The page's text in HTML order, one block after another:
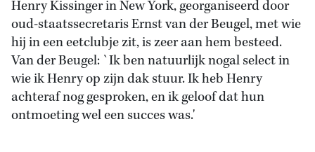
Henry Kissinger in New York, georganiseerd door
oud-staatssecretaris Ernst van der Beugel, met wie
hij in een eetclubje zit, is zeer aan hem besteed.
Van der Beugel: `Ik ben natuurlijk nogal select in
wie ik Henry op zijn dak stuur. Ik heb Henry
achteraf nog gesproken, en ik geloof dat hun
ontmoeting wel een succes was.'